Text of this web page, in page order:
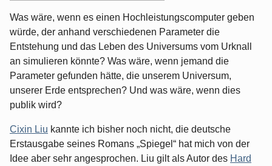
Was wäre, wenn es einen Hochleistungscomputer geben
würde, der anhand verschiedenen Parameter die
Entstehung und das Leben des Universums vom Urknall
an simulieren könnte? Was wäre, wenn jemand die
Parameter gefunden hätte, die unserem Universum,
unserer Erde entsprechen? Und was wäre, wenn dies
publik wird?
Cixin Liu kannte ich bisher noch nicht, die deutsche
Erstausgabe seines Romans „Spiegel“ hat mich von der
Idee aber sehr angesprochen. Liu gilt als Autor des Hard